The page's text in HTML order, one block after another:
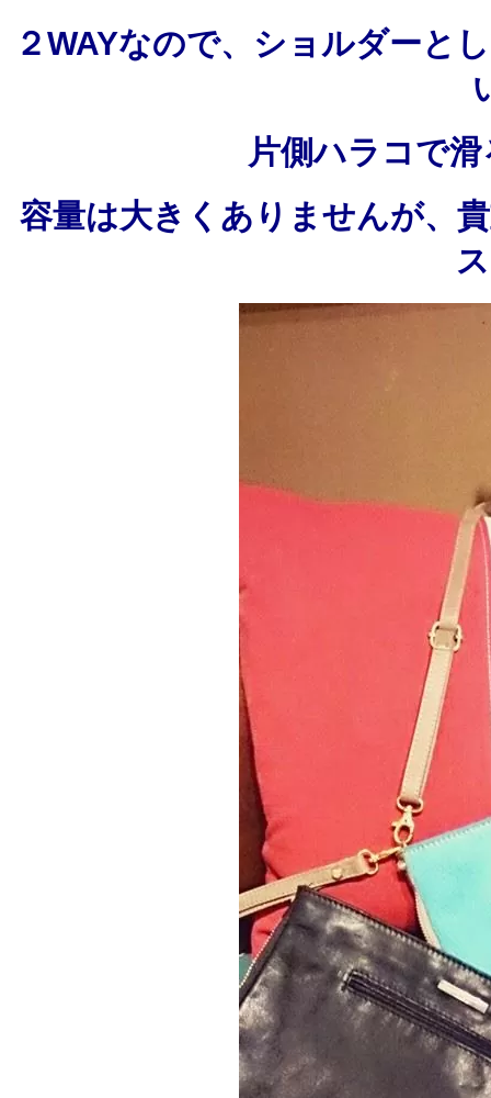
２WAYなので、ショルダーと
片側ハラコで
容量は大きくありませんが、